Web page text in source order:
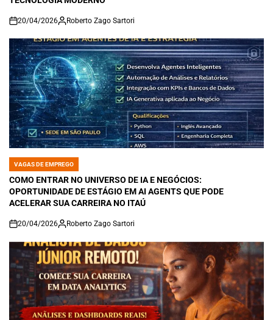
on
20/04/2026 Roberto Zago Sartori
POSTED
IN
VAGAS DE EMPREGO
COMO ENTRAR NO UNIVERSO DE IA E NEGÓCIOS:
OPORTUNIDADE DE ESTÁGIO EM AI AGENTS QUE PODE
ACELERAR SUA CARREIRA NO ITAÚ
on
20/04/2026 Roberto Zago Sartori